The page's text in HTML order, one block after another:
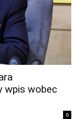
wpis wobec
0